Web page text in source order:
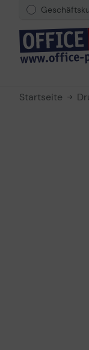
Startseite